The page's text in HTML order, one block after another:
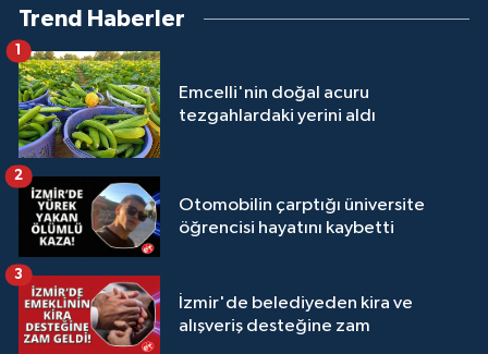
Trend Haberler
Emcelli'nin doğal acuru
tezgahlardaki yerini aldı
Otomobilin çarptığı üniversite
öğrencisi hayatını kaybetti
2
İzmir'de belediyeden kira ve
alışveriş desteğine zam
3